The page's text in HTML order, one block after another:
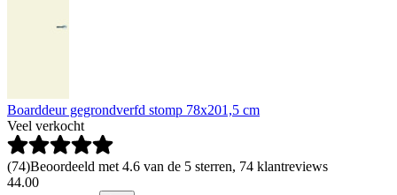
Boarddeur gegrondverfd stomp 78x201,5 cm
Veel verkocht
(74)Beoordeeld met 4.6 van de 5 sterren, 74 klantreviews
44.00